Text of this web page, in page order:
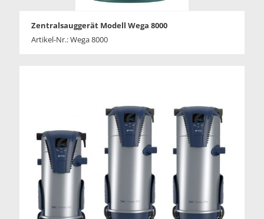
Zentralsauggerät Modell Wega 8000
Artikel-Nr.: Wega 8000